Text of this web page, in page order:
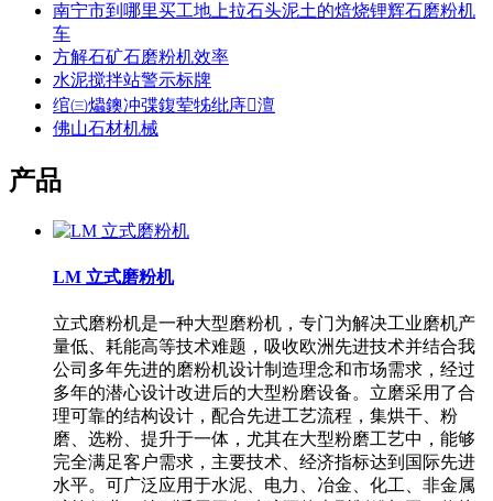
南宁市到哪里买工地上拉石头泥土的焙烧锂辉石磨粉机
车
方解石矿石磨粉机效率
水泥搅拌站警示标牌
绾㈢爞鐭冲弽鍑荤牬纰庤澶
佛山石材机械
产品
LM 立式磨粉机
立式磨粉机是一种大型磨粉机，专门为解决工业磨机产
量低、耗能高等技术难题，吸收欧洲先进技术并结合我
公司多年先进的磨粉机设计制造理念和市场需求，经过
多年的潜心设计改进后的大型粉磨设备。立磨采用了合
理可靠的结构设计，配合先进工艺流程，集烘干、粉
磨、选粉、提升于一体，尤其在大型粉磨工艺中，能够
完全满足客户需求，主要技术、经济指标达到国际先进
水平。可广泛应用于水泥、电力、冶金、化工、非金属